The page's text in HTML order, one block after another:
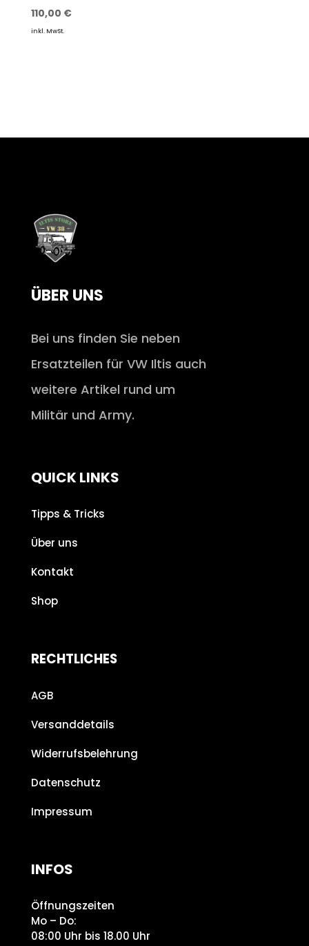
110,00 €
inkl. MwSt.
ÜBER UNS
Bei uns finden Sie neben
Ersatzteilen für VW Iltis auch
weitere Artikel rund um
Militär und Army.
QUICK LINKS
Tipps & Tricks
Über uns
Kontakt
Shop
RECHTLICHES
AGB
Versanddetails
Widerrufsbelehrung
Datenschutz
Impressum
INFOS
Öffnungszeiten
Mo – Do:
08:00 Uhr bis 18.00 Uhr